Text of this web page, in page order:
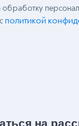
обработку
политикой
на